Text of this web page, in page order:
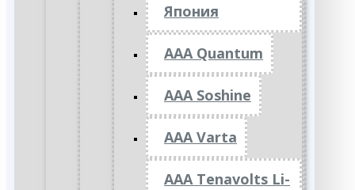
Япония
AAA Quantum
AAA Soshine
AAA Varta
AAA Tenavolts Li-